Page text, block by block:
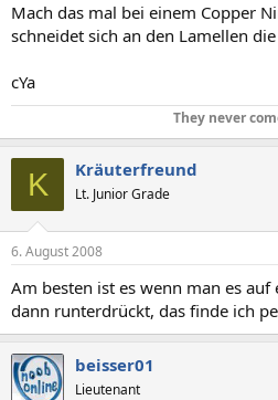
Mach das mal bei einem Copper
schneidet sich an den Lamellen
cYa
They never
K Kräuterfreund
Lt. Junior Grade
6. August 2008
Am besten ist es wenn man es auf
dann runterdrückt, das finde ich
beisser01
Lieutenant